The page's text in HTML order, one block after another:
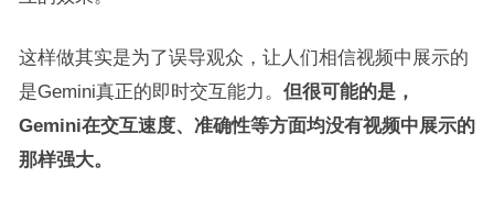
这样做其实是为了误导观众，让人们相信视频中展示的
是Gemini真正的即时交互能力。 但很可能的是，
Gemini在交互速度、准确性等方面均没有视频中展示的
那样强大。